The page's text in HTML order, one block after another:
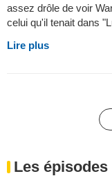
assez drôle de voir
celui qu'il tenait dans
Lire plus
Les